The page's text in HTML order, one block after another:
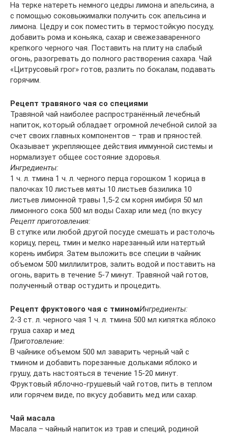
На терке натереть немного цедры лимона и апельсина, а
с помощью соковыжималки получить сок апельсина и
лимона. Цедру и сок поместить в термостойкую посуду,
добавить рома и коньяка, сахар и свежезаваренного
крепкого черного чая. Поставить на плиту на слабый
огонь, разогревать до полного растворения сахара. Чай
«Цитрусовый грог» готов, разлить по бокалам, подавать
горячим.
Рецепт травяного чая со специями
Травяной чай наиболее распространённый лечебный
напиток, который обладает огромной лечебной силой за
счет своих главных компонентов – трав и пряностей.
Оказывает укрепляющее действия иммунной системы и
нормализует общее состояние здоровья.
Ингредиенты:
1 ч. л. тмина 1 ч. л. черного перца горошком 1 корица в
палочках 10 листьев мяты 10 листьев базилика 10
листьев лимонной травы 1,5-2 см корня имбиря 50 мл
лимонного сока 500 мл воды Сахар или мед (по вкусу
Рецепт приготовления:
В ступке или любой другой посуде смешать и растолочь
корицу, перец, тмин и мелко нарезанный или натертый
корень имбиря. Затем выложить все специи в чайник
объемом 500 миллилитров, залить водой и поставить на
огонь, варить в течение 5-7 минут. Травяной чай готов,
полученный отвар остудить и процедить.
Рецепт фруктового чая с тминомИнгредиенты:
2-3 ст. л. черного чая 1 ч. л. тмина 500 мл кипятка яблоко
груша сахар и мед
Приготовление:
В чайнике объемом 500 мл заварить черный чай с
тмином и добавить порезанные дольками яблоко и
грушу, дать настояться в течение 15-20 минут.
Фруктовый яблочно-грушевый чай готов, пить в теплом
или горячем виде, по вкусу добавить мед или сахар.
Чай масала
Масала – чайный напиток из трав и специй, родиной